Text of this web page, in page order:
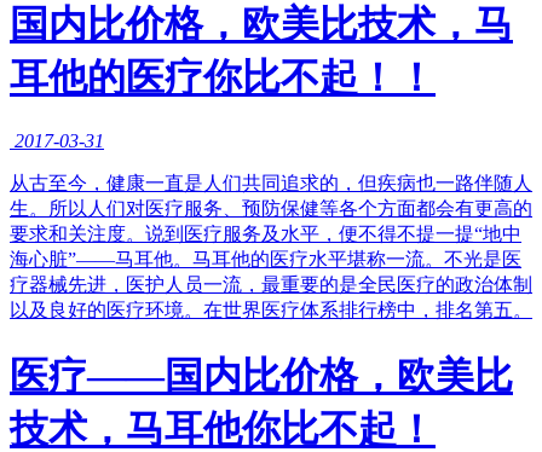
国内比价格，欧美比技术，马
耳他的医疗你比不起！！
2017-03-31
从古至今，健康一直是人们共同追求的，但疾病也一路伴随人
生。所以人们对医疗服务、预防保健等各个方面都会有更高的
要求和关注度。说到医疗服务及水平，便不得不提一提“地中
海心脏”——马耳他。马耳他的医疗水平堪称一流。不光是医
疗器械先进，医护人员一流，最重要的是全民医疗的政治体制
以及良好的医疗环境。在世界医疗体系排行榜中，排名第五。
医疗——国内比价格，欧美比
技术，马耳他你比不起！